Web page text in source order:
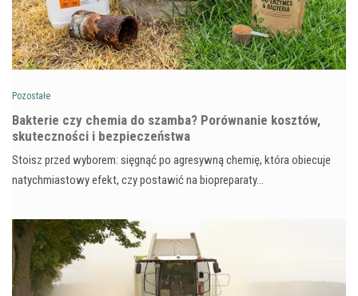
Pozostałe
Bakterie czy chemia do szamba? Porównanie kosztów,
skuteczności i bezpieczeństwa
Stoisz przed wyborem: sięgnąć po agresywną chemię, która obiecuje
natychmiastowy efekt, czy postawić na biopreparaty…